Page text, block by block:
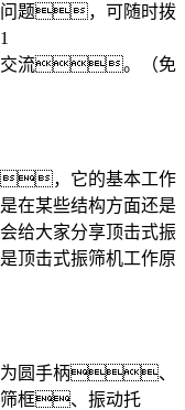
问题，可随时拨
线交流。（免
，它的基本工作
在某些结构方面还是
给大家分享顶击式振
击式振筛机工作原
为圆手柄、
框、振动托